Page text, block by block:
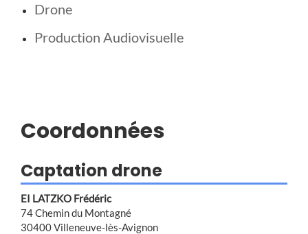
Drone
Production Audiovisuelle
Coordonnées
Captation drone
EI LATZKO Frédéric
74 Chemin du Montagné
30400 Villeneuve-lès-Avignon